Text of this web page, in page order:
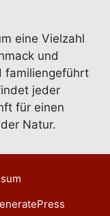
eine Vielzahl
und
familiengeführt
jeder
für einen
Natur.